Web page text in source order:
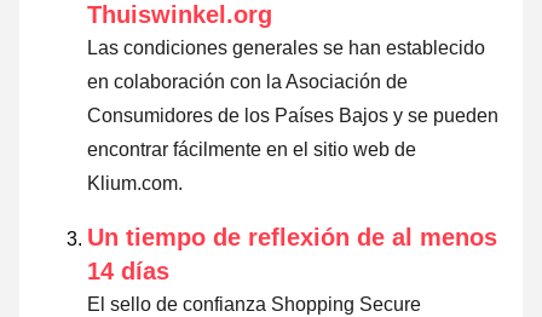
Thuiswinkel.org
Las condiciones generales se han establecido
en colaboración con la Asociación de
Consumidores de los Países Bajos y se pueden
encontrar fácilmente en el sitio web de
Klium.com.
Un tiempo de reflexión de al menos
14 días
El sello de confianza Shopping Secure